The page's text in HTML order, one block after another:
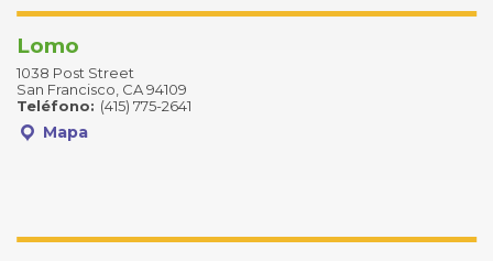
Lomo
1038 Post Street
San Francisco, CA 94109
Teléfono: (415) 775-2641
Mapa